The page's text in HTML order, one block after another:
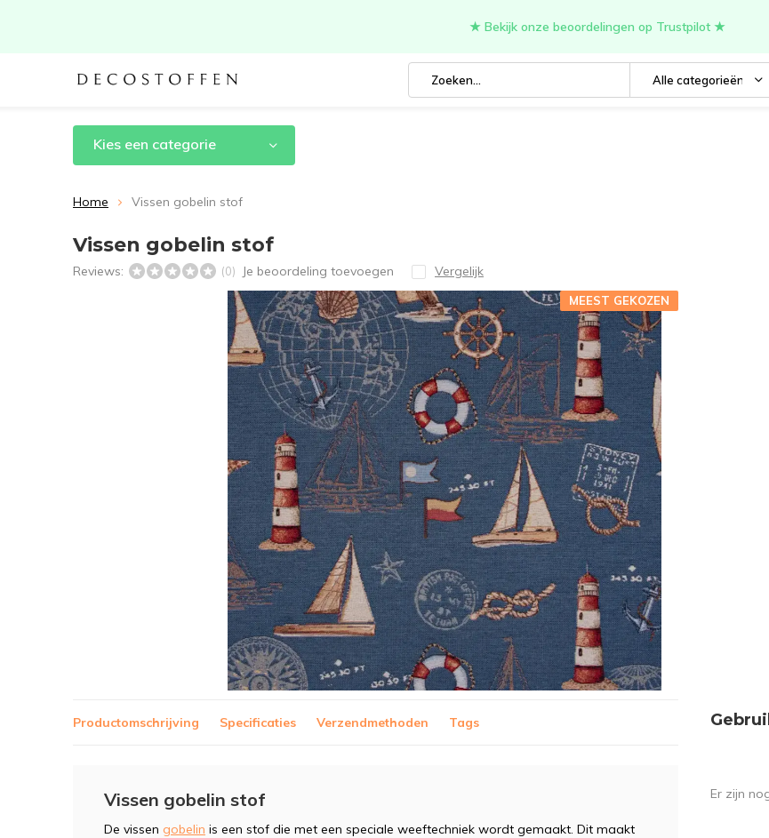
Alle categorieën
★ Bekijk onze beoordelingen op Trustpilot ★
Kies een categorie
Home Vissen gobelin stof
Vissen gobelin stof
Reviews: (0) Je beoordeling toevoegen Vergelijk
MEEST GEKOZEN
Productomschrijving Specificaties Verzendmethoden Tags
Vissen gobelin stof
De vissen gobelin is een stof die met een speciale weeftechniek wordt gemaakt. Dit maakt
Er zijn